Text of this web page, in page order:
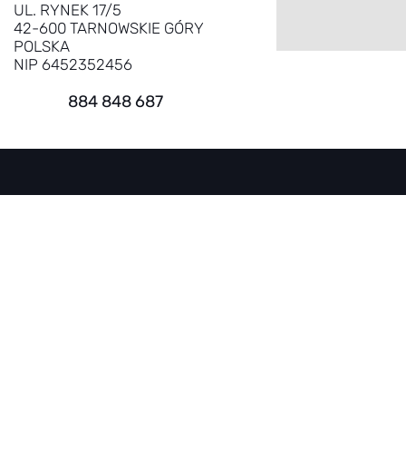
UL. RYNEK 17/5
42-600 TARNOWSKIE GÓRY
POLSKA
NIP 6452352456
884 848 687